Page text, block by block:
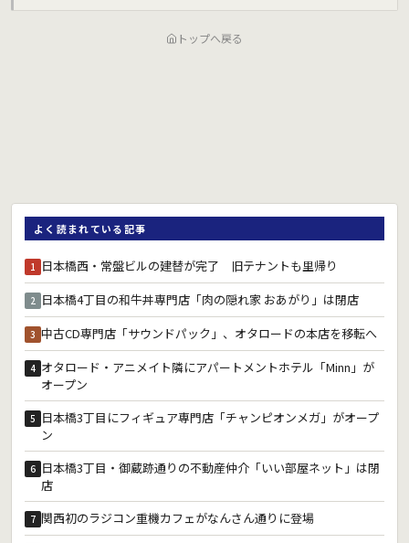
トップへ戻る
よく読まれている記事
1 日本橋西・常盤ビルの建替が完了 旧テナントも里帰り
2 日本橋4丁目の和牛丼専門店「肉の隠れ家 おあがり」は閉店
3 中古CD専門店「サウンドパック」、オタロードの本店を移転へ
4 オタロード・アニメイト隣にアパートメントホテル「Minn」が
オープン
5 日本橋3丁目にフィギュア専門店「チャンピオンメガ」がオープ
ン
6 日本橋3丁目・御蔵跡通りの不動産仲介「いい部屋ネット」は閉
店
7 関西初のラジコン重機カフェがなんさん通りに登場